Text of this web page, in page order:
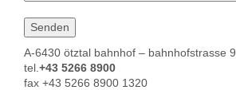
A-6430 ötztal bahnhof – bahnhofstrasse 9
tel. +43 5266 8900
fax +43 5266 8900 1320